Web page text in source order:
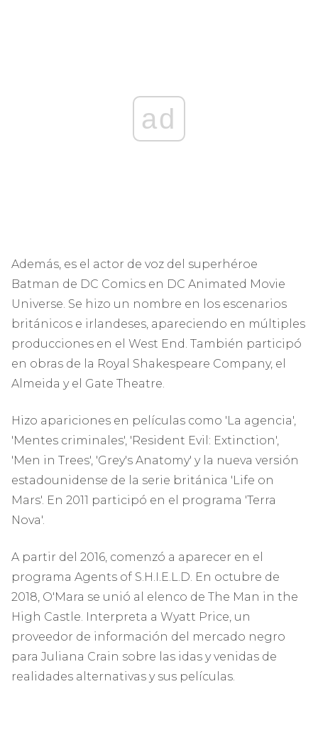
ad
Además, es el actor de voz del superhéroe
Batman de DC Comics en DC Animated Movie
Universe. Se hizo un nombre en los escenarios
británicos e irlandeses, apareciendo en múltiples
producciones en el West End. También participó
en obras de la Royal Shakespeare Company, el
Almeida y el Gate Theatre.
Hizo apariciones en películas como 'La agencia',
'Mentes criminales', 'Resident Evil: Extinction',
'Men in Trees', 'Grey's Anatomy' y la nueva versión
estadounidense de la serie británica 'Life on
Mars'. En 2011 participó en el programa 'Terra
Nova'.
A partir del 2016, comenzó a aparecer en el
programa Agents of S.H.I.E.L.D. En octubre de
2018, O'Mara se unió al elenco de The Man in the
High Castle. Interpreta a Wyatt Price, un
proveedor de información del mercado negro
para Juliana Crain sobre las idas y venidas de
realidades alternativas y sus películas.